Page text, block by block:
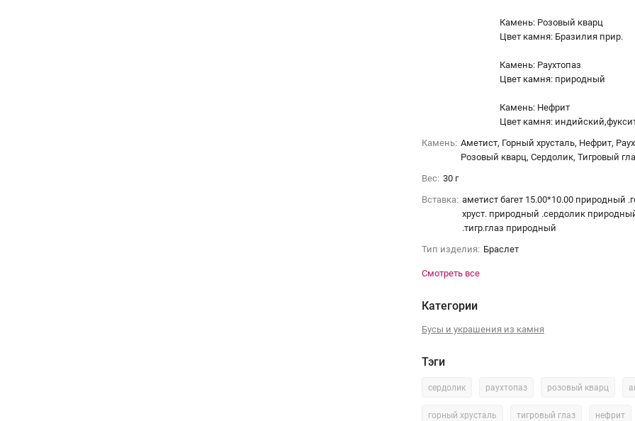
Камень: Розовый кварц
Цвет камня: Бразилия прир.
Камень: Раухтопаз
Цвет камня: природный
Камень: Нефрит
Цвет камня:
Камень: Аметист, Горный хрусталь, Нефрит,
Розовый кварц, Сердолик, Тигровый
Вес: 30 г
Вставка: аметист багет 15.00*10.00 природный
хруст. природный .сердолик
.тигр.глаз природный
Тип изделия: Браслет
Смотреть все
Категории
Бусы и украшения из камня
Тэги
сердолик раухтопаз розовый кварц
горный хрусталь тигровый глаз нефрит